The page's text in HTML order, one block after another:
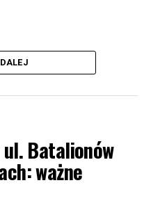
Batalionów
ważne